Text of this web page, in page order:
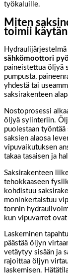
työkaluille.
Miten
toimii
sähkömoottori
paineistettua öljyä
pumpusta,
yhdestä tai
saksirakenteen
Nostoprosessi
öljyä sylinteriin.
puolestaan
saksien alaosa
vipuvaikutuksen
takaa tasaisen ja
Saksirakenteen
tehokkaaseen
kohdistuu
moninkertaistuu
tonnin
kun vipuvarret
Laskeminen
päästää öljyn
vetäytyy sisään ja
rajoittaa öljyn
laskemisen.